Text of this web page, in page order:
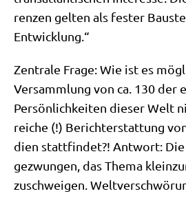
ren­zen gel­ten als fester
Entwicklung.“
Zen­tra­le Fra­ge: Wie ist es
Ver­samm­lung von ca. 130 der
Per­sön­lich­kei­ten die­ser Welt
rei­che (!) Bericht­erstat­tung
di­en statt­fin­det?! Ant­wort:
gezwun­gen, das The­ma
zu­schwei­gen.